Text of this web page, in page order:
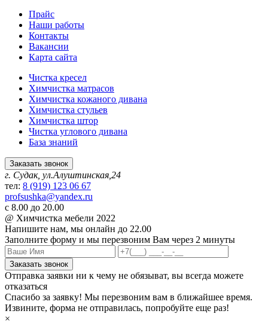
Прайс
Наши работы
Контакты
Вакансии
Карта сайта
Чистка кресел
Химчистка матрасов
Химчистка кожаного дивана
Химчистка стульев
Химчистка штор
Чистка углового дивана
База знаний
Заказать звонок
г. Судак, ул.Алуштинская,24
тел: 8 (919) 123 06 67
profsushka@yandex.ru
с 8.00 до 20.00
@ Химчистка мебели 2022
Напишите нам, мы онлайн до 22.00
Заполните форму и мы перезвоним Вам через 2 минуты
Заказать звонок
Отправка заявки ни к чему не обязыват, вы всегда можете
отказаться
Спасибо за заявку! Мы перезвоним вам в ближайшее время.
Извините, форма не отправилась, попробуйте еще раз!
×